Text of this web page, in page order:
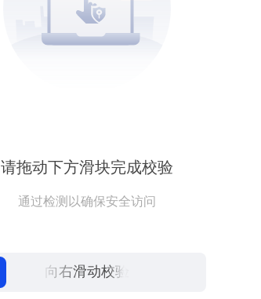
请拖动下方滑块完成校验
通过检测以确保安全访问